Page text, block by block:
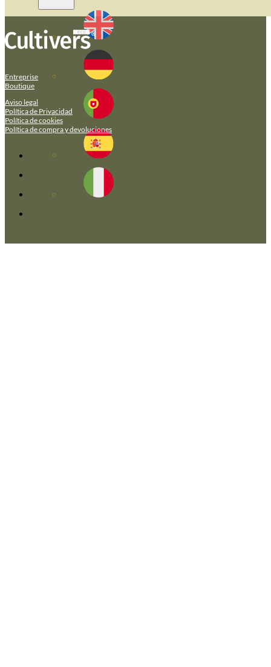
Entreprise
Boutique
Aviso legal
Política de Privacidad
Política de cookies
Política de compra y devoluciones